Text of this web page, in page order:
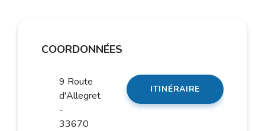
COORDONNÉES
9 Route
d'Allegret
-
33670
ITINÉRAIRE